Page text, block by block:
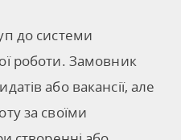
до системи
роботи. Замовник
або вакансії, але
за своїми